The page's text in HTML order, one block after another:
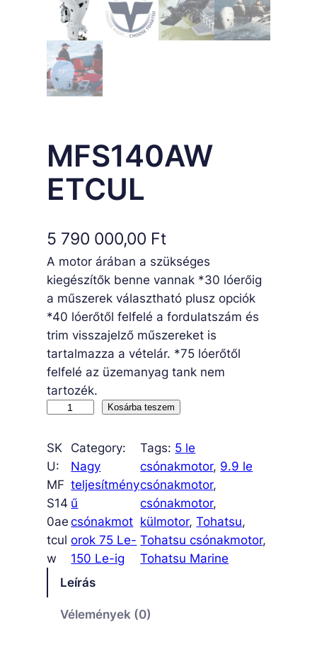
MFS140AW
ETCUL
5 790 000,00 Ft
A motor árában a szükséges
kiegészítők benne vannak *30 lóerőig
a műszerek választható plusz opciók
*40 lóerőtől felfelé a fordulatszám és
trim visszajelző műszereket is
tartalmazza a vételár. *75 lóerőtől
felfelé az üzemanyag tank nem
tartozék.
S
1
4
0
A
W
E
Kosárba teszem
SK
U:
MF
S14
0ae
tcul
w
Category:
Nagy
teljesítmény
ű
csónakmot
orok 75 Le-
150 Le-ig
Tags: 5 le
csónakmotor, 9.9 le
csónakmotor
csónakmotor
külmotor, Tohatsu
Tohatsu csónakmotor
Tohatsu Marine
Leírás
Vélemények (0)